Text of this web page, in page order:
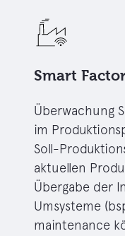
Smart
Überwachung
im
Soll-
aktuellen
Übergabe der
Umsysteme
maintenance